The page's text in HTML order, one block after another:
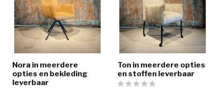
Nora in meerdere
opties en bekleding
leverbaar
Ton in meerdere opties
en stoffen leverbaar